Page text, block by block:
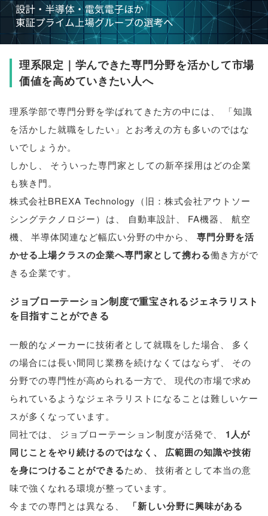
理系限定｜学んできた専門分野を活かして市場
価値を高めていきたい人へ
理系学部で専門分野を学ばれてきた方の中には 「知識
を活かした就職をしたい 」
とお考えの方も多いのではな
いでしょうか。
しかし
そういった専門家としての新卒採用はどの企業
も狭き門。
株式会社BREXA Technology （旧：株式会社アウトソー
シングテクノロジー） は 自動車設計 FA機器
航空
機
半導体関連など幅広い分野の中から
専門分野を活
かせる上場クラスの企業へ専門家として携わる働き方がで
きる企業です。
ジョブローテーション制度で重宝されるジェネラリスト
を目指すことができる
一般的なメーカーに技術者として就職をした場合
多く
の場合には長い間同じ業務を続けなくてはならず
その
分野での専門性が高められる一方で
現代の市場で求め
られているようなジェネラリストになることは難しいケー
スが多くなっています。
同社では
ジョブローテーション制度が活発で
1人が
同じことをやり続けるのではなく 、
広範囲の知識や技術
を身につけることができるため
技術者として本当の意
味で強くなれる環境が整っています。
今までの専門とは異なる
「新しい分野に興味がある